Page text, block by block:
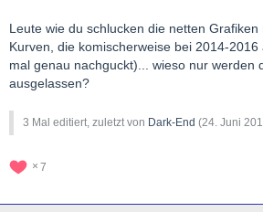
Leute wie du schlucken die netten
Kurven, die komischerweise bei 2014-
mal genau nachguckt)... wieso nur werden
ausgelassen?
3 Mal editiert, zuletzt von Dark-End (24. Juni
7